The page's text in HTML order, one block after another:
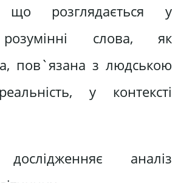
що розглядається у
слова, як
пов`язана з людською
у контексті
аналіз